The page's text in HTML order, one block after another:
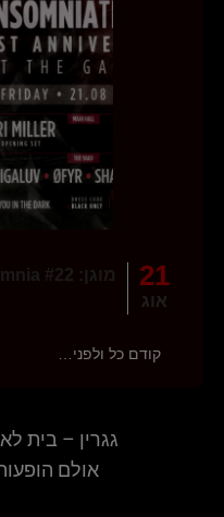
21
אוג
מוגן: Insomnia #22
קודם כל ולפני…
גגרין – בית
אולם